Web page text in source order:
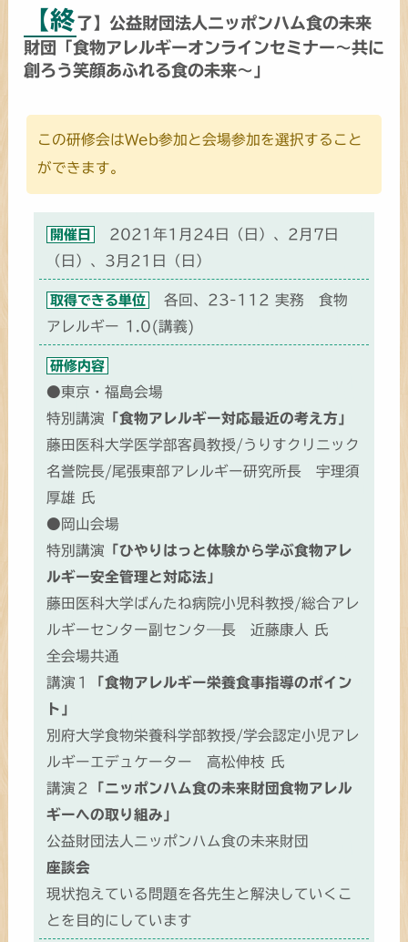
【終了】公益財団法人ニッポンハム食の未来
財団「食物アレルギーオンラインセミナー～共に
創ろう笑顔あふれる食の未来～」
この研修会はWeb参加と会場参加を選択すること
ができます。
開催日
2021年1月24日（日）、2月7日
（日）、3月21日（日）
取得できる単位
各回、23-112 実務 食物
アレルギー 1.0(講義)
研修内容
●東京・福島会場
特別講演 「食物アレルギー対応最近の考え方」
藤田医科大学医学部客員教授/うりすクリニック
名誉院長/尾張東部アレルギー研究所長 宇理須
厚雄 氏
●岡山会場
特別講演 「ひやりはっと体験から学ぶ食物アレ
ルギー安全管理と対応法」
藤田医科大学ばんたね病院小児科教授/総合アレ
ルギーセンター副センタ―長 近藤康人 氏
全会場共通
講演１
「食物アレルギー栄養食事指導のポイン
ト」
別府大学食物栄養科学部教授/学会認定小児アレ
ルギーエデュケーター 高松伸枝 氏
講演２
「ニッポンハム食の未来財団食物アレル
ギーへの取り組み」
公益財団法人ニッポンハム食の未来財団
座談会
現状抱えている問題を各先生と解決していくこ
とを目的にしています